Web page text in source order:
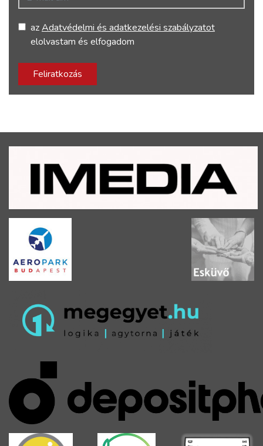
azAdatvédelmi és adatkezelési szabályzatot
elolvastam és elfogadom
Feliratkozás